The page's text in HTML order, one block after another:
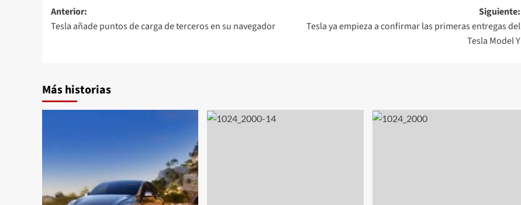
Navegación
de
Anterior:
Tesla añade puntos de carga de terceros en su navegador
Siguiente:
Tesla ya empieza a confirmar las primeras entregas del
Tesla Model Y
Más historias